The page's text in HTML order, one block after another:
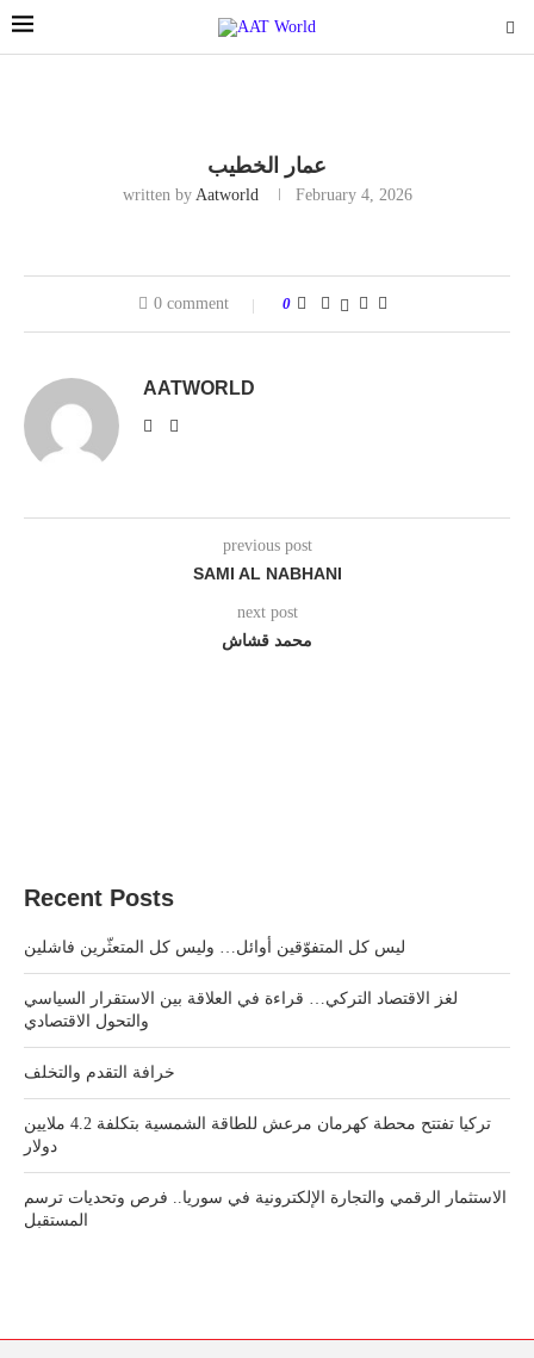
عمار الخطيب
written by Aatworld February 4, 2026
0 comment 0
AATWORLD
previous post
SAMI AL NABHANI
next post
محمد قشاش
Recent Posts
ليس كل المتفوّقين أوائل… وليس كل المتعثّرين فاشلين
لغز الاقتصاد التركي… قراءة في العلاقة بين الاستقرار السياسي
والتحول الاقتصادي
خرافة التقدم والتخلف
تركيا تفتتح محطة كهرمان مرعش للطاقة الشمسية بتكلفة 4.2 ملايين
دولار
الاستثمار الرقمي والتجارة الإلكترونية في سوريا.. فرص وتحديات ترسم
المستقبل